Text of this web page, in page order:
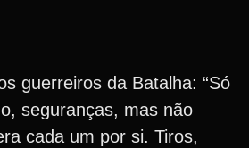
guerreiros da Batalha: “Só
seguranças, mas não
cada um por si. Tiros,